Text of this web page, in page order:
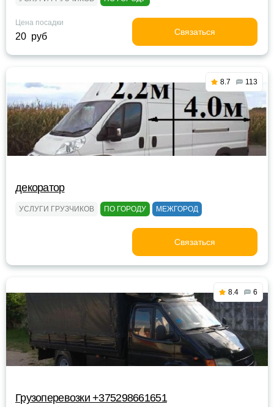
Цена посадки
20 руб Связаться
8.7 113
декоратор
УСЛУГИ ГРУЗЧИКОВ ПО ГОРОДУ МЕЖГОРОД
Связаться
8.4 6
Грузоперевозки +375298661651